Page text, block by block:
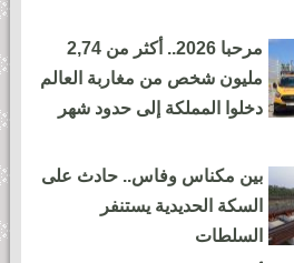
مرحبا 2026.. أكثر من 2,74
مليون شخص من مغاربة العالم
دخلوا المملكة إلى حدود شهر
بين مكناس وفاس.. حادث على
السكة الحديدية يستنفر
السلطات